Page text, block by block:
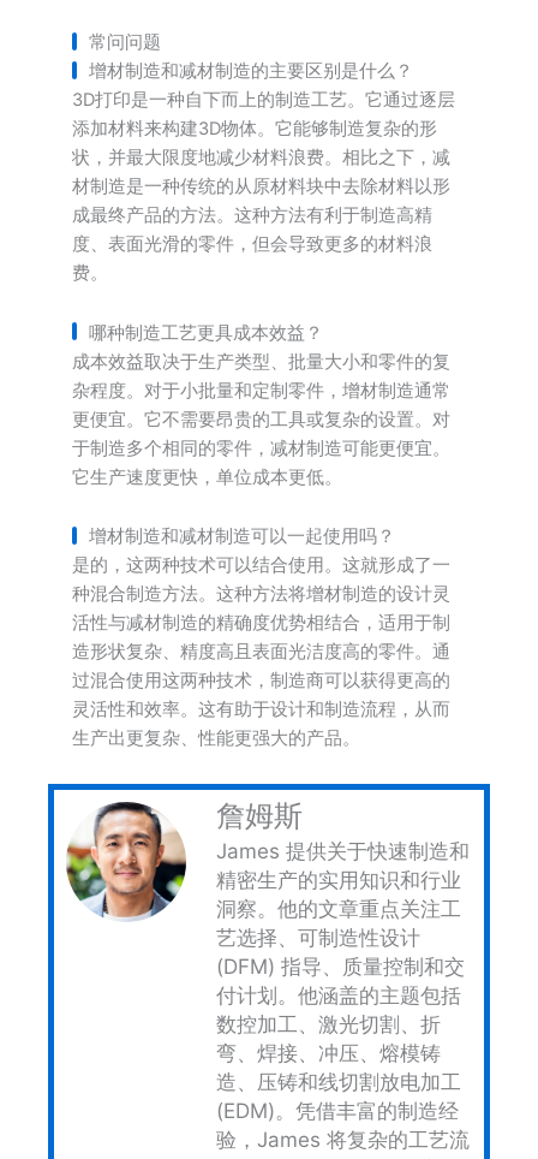
常问问题
增材制造和减材制造的主要区别是什么？
3D打印是一种自下而上的制造工艺。它通过逐层
添加材料来构建3D物体。它能够制造复杂的形
状，并最大限度地减少材料浪费。相比之下，减
材制造是一种传统的从原材料块中去除材料以形
成最终产品的方法。这种方法有利于制造高精
度、表面光滑的零件，但会导致更多的材料浪
费。
哪种制造工艺更具成本效益？
成本效益取决于生产类型、批量大小和零件的复
杂程度。对于小批量和定制零件，增材制造通常
更便宜。它不需要昂贵的工具或复杂的设置。对
于制造多个相同的零件，减材制造可能更便宜。
它生产速度更快，单位成本更低。
增材制造和减材制造可以一起使用吗？
是的，这两种技术可以结合使用。这就形成了一
种混合制造方法。这种方法将增材制造的设计灵
活性与减材制造的精确度优势相结合，适用于制
造形状复杂、精度高且表面光洁度高的零件。通
过混合使用这两种技术，制造商可以获得更高的
灵活性和效率。这有助于设计和制造流程，从而
生产出更复杂、性能更强大的产品。
詹姆斯
James 提供关于快速制造和
精密生产的实用知识和行业
洞察。他的文章重点关注工
艺选择、可制造性设计
(DFM) 指导、质量控制和交
付计划。他涵盖的主题包括
数控加工、激光切割、折
弯、焊接、冲压、熔模铸
造、压铸和线切割放电加工
(EDM)。凭借丰富的制造经
验，James 将复杂的工艺流